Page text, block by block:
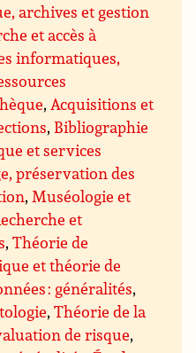
archives et gestion
et accès à
informatiques,
,Acquisitions et
, Bibliographie
et services
préservation des
,Muséologie et
et
,Théorie de
et théorie de
: généralités,
,Théorie de la
de risque,